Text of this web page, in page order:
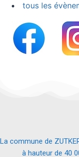
tous les
La commune de
à hauteur de 40